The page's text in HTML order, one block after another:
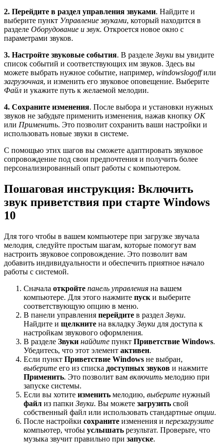
2. Перейдите в раздел управления звуками. Найдите и
выберите пункт Управление звуками, который находится в
разделе Оборудование и звук. Откроется новое окно с
параметрами звуков.
3. Настройте звуковые события. В разделе Звуки вы увидите
список событий и соответствующих им звуков. Здесь вы
можете выбрать нужное событие, например, windowslogoffили
загрузочная, и изменить его звуковое оповещение. Выберите
Файл и укажите путь к желаемой мелодии.
4. Сохраните изменения. После выбора и установки нужных
звуков не забудьте применить изменения, нажав кнопку ОК
или Применить. Это позволит сохранить ваши настройки и
использовать новые звуки в системе.
С помощью этих шагов вы сможете адаптировать звуковое
сопровождение под свои предпочтения и получить более
персонализированный опыт работы с компьютером.
Пошаговая инструкция: Включить
звук приветствия при старте Windows
10
Для того чтобы в вашем компьютере при загрузке звучала
мелодия, следуйте простым шагам, которые помогут вам
настроить звуковое сопровождение. Это позволит вам
добавить индивидуальности и обеспечить приятное начало
работы с системой.
Сначала откройте панель управления на вашем
компьютере. Для этого нажмите пуск и выберите
соответствующую опцию в меню.
В панели управления перейдите в раздел Звуки.
Найдите и щелкните на вкладку Звуки для доступа к
настройкам звукового оформления.
В разделе Звуки найдите пункт Приветствие Windows.
Убедитесь, что этот элемент активен.
Если пункт Приветствие Windows не выбран,
выберите его из списка доступных звуков и нажмите
Применить. Это позволит вам включить мелодию при
запуске системы.
Если вы хотите изменить мелодию, выберите нужный
файл из папки Звуки. Вы можете загрузить свой
собственный файл или использовать стандартные опции.
После настройки сохраните изменения и перезагрузите
компьютер, чтобы услышать результат. Проверьте, что
музыка звучит правильно при запуске.